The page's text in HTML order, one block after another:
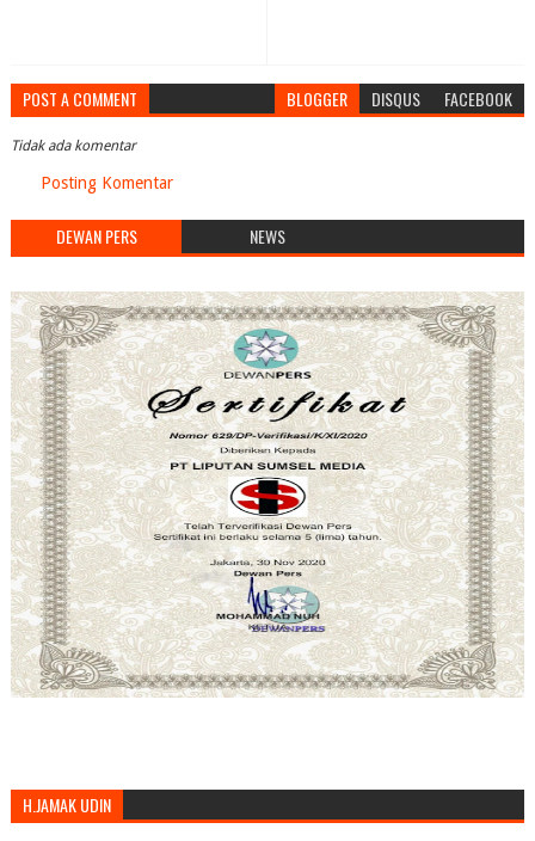
POST A COMMENT BLOGGER DISQUS FACEBOOK
Tidak ada komentar
Posting Komentar
DEWAN PERS NEWS
H.JAMAK UDIN